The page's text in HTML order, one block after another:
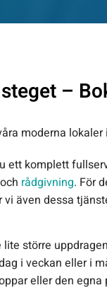
–
moderna lokaler
ett komplett
och rådgivning. För
vi även dessa
lite större
i veckan eller i
eller den